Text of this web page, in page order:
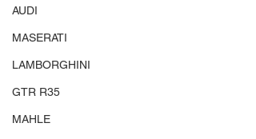
AUDI
MASERATI
LAMBORGHINI
GTR R35
MAHLE